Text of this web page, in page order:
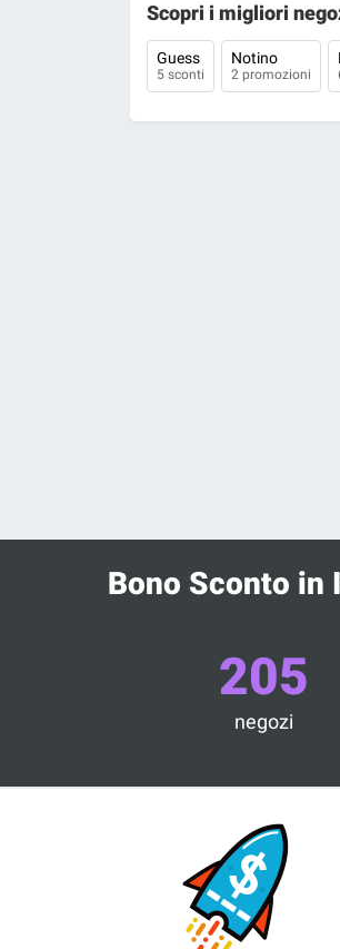
Scopri i migliori
Guess
5 sconti
Notino
2 promozioni
Bono Sconto in
205
negozi